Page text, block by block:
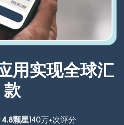
用实现全球汇
款
颗星140万+次评分